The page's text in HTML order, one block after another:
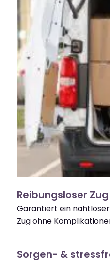
Reibungsloser
Garantiert ein
Zug ohne
Sorgen- &